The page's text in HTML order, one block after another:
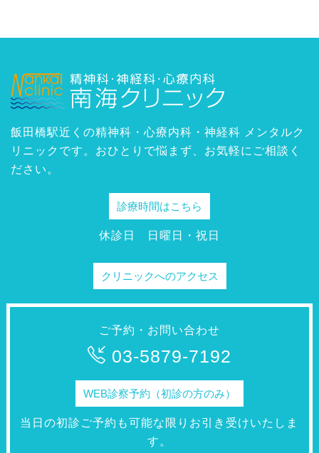
飯田橋駅近くの精神科・心療内科・神経科 メンタルク
リニックです。おひとりで悩まず、お気軽にご相談く
ださい。
診療時間はこちら
休診日 日曜日・祝日
クリニックへのアクセス
ご予約・お問い合わせ
03-5879-7192
WEB診察予約（初診の方のみ）
当日の初診ご予約も可能な限りお引き受けいたしま
す。